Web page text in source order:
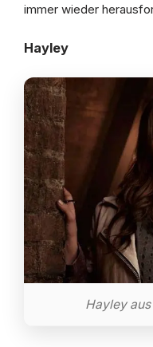
immer wieder
Hayley
Hayley